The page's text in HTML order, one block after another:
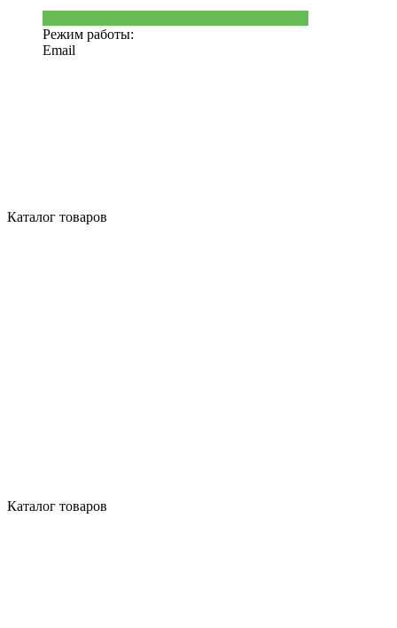
Режим работы:
Email
Каталог товаров
Каталог товаров